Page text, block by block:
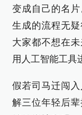
变成自己的名
生成的流程无疑
大家都不想在
用人工智能工具
假若司马迁闯
解三位年轻后